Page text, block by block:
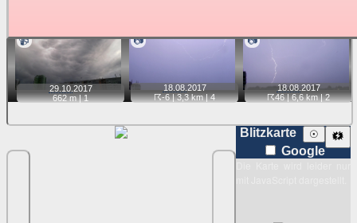
📹
29.10. 2017
662 m |1
📷
18.08. 2017
☈-6| 3,3 km |4
📷
18.08.2017
☈46| 6,6 km |2
Blitzkarte 🗱
☉
Google